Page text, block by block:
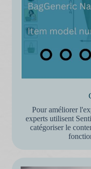
Pour améliorer
experts utilisent
catégoriser le